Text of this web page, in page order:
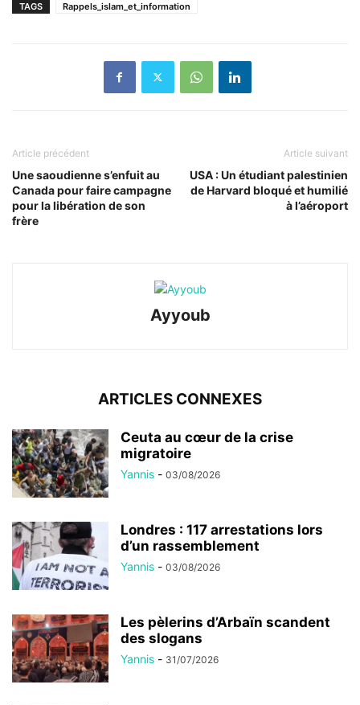
TAGS Rappels_islam_et_information
Article précédent
Une saoudienne s’enfuit au
Canada pour faire campagne
pour la libération de son
frère
Article suivant
USA : Un étudiant palestinien
de Harvard bloqué et humilié
à l’aéroport
Ayyoub
ARTICLES CONNEXES
Ceuta au cœur de la crise
migratoire
Yannis - 03/08/2026
Londres : 117 arrestations lors
d’un rassemblement
Yannis - 03/08/2026
Les pèlerins d’Arbaïn scandent
des slogans
Yannis - 31/07/2026